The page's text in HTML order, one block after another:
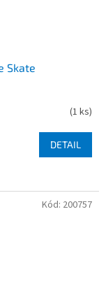
Skate
(1 ks)
DETAIL
Kód: 200757